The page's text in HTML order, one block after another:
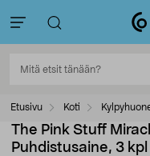
Etusivu Koti
The Pink Stuff
Puhdistusaine, 3 kpl